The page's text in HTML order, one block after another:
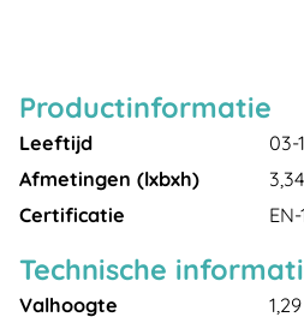
Productinformatie
Leeftijd
03-
Afmetingen (lxbxh)
Certificatie
EN-
Technische
Valhoogte
1,29